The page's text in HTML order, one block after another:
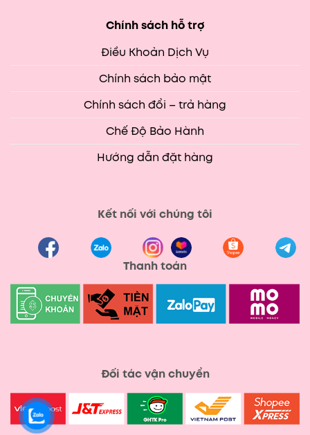
Chính sách hỗ trợ
Điều Khoản Dịch Vụ
Chính sách bảo mật
Chính sách đổi – trả hàng
Chế Độ Bảo Hành
Hướng dẫn đặt hàng
Kết nối với chúng tôi
Thanh toán
Đối tác vận chuyển